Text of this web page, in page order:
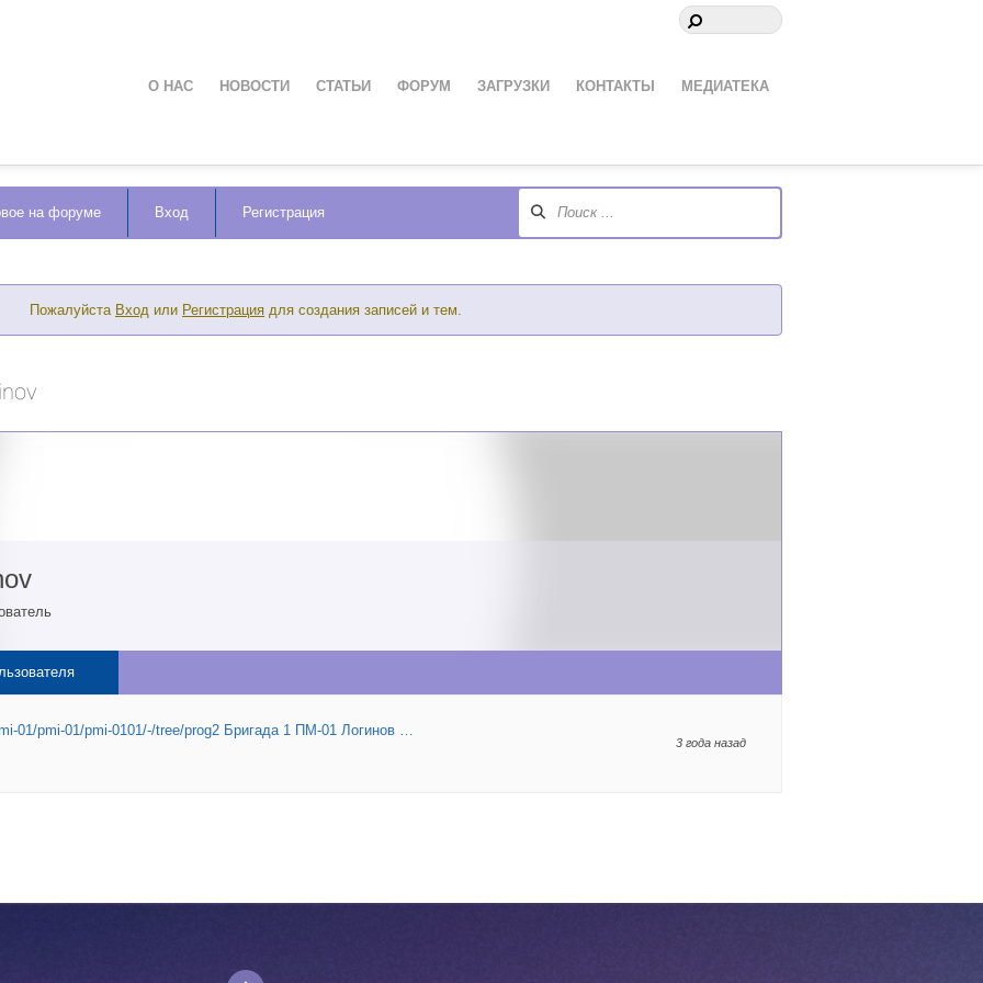
О НАС НОВОСТИ СТАТЬИ ФОРУМ ЗАГРУЗКИ КОНТАКТЫ МЕДИАТЕКА
на форуме Вход Регистрация
Пожалуйста Вход или Регистрация для создания записей и тем.
01/pmi-01/pmi-0101/-/tree/prog2 Бригада 1 ПМ-01 Логинов …
3 года назад